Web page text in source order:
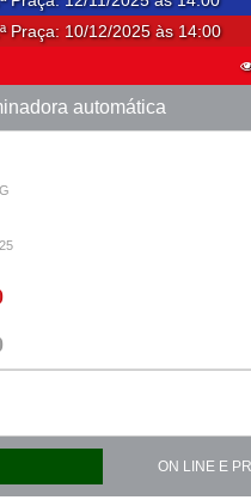
Praça: 10/12/2025 às 14:00
automática
ON LINE E